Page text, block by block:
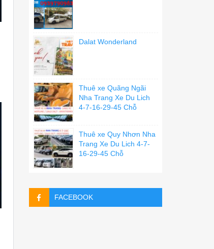
Dalat Wonderland
Thuê xe Quãng Ngãi
Nha Trang Xe Du Lich
4-7-16-29-45 Chỗ
Thuê xe Quy Nhơn Nha
Trang Xe Du Lich 4-7-
16-29-45 Chỗ
FACEBOOK